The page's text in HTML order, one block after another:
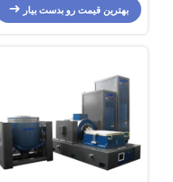
بهترین قیمت رو بدست بیار